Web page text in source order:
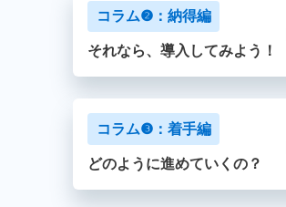
コラム❷：納得編
それなら、導入してみよう！
コラム❸：着手編
どのように進めていくの？